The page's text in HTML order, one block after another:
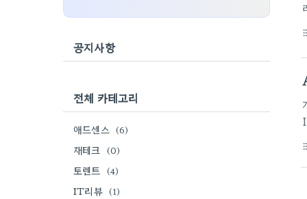
공지사항
전체 카테고리
애드센스 (6)
재테크 (0)
토렌트 (4)
IT리뷰 (1)